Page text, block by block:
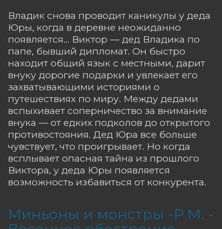
Владик снова проводит каникулы у деда
Юры, когда в деревне неожиданно
появляется… Виктор — дед Владика по
папе, бывший дипломат. Он быстро
находит общий язык с местными, дарит
внуку дорогие подарки и увлекает его
захватывающими историями о
путешествиях по миру. Между дедами
вспыхивает соперничество за внимание
внука — от едких подколов до открытого
противостояния. Дед Юра все больше
чувствует, что проигрывает. Но когда
всплывает опасная тайна из прошлого
Виктора, у деда Юры появляется
возможность избавиться от конкурента.
Миньоны и монстры -Р.М. -